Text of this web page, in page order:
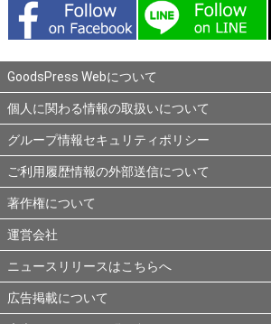
GoodsPress Webについて
個人に関わる情報の取扱いについて
グループ情報セキュリティポリシー
ご利用履歴情報の外部送信について
著作権について
運営会社
ニュースリリースはこちらへ
広告掲載について